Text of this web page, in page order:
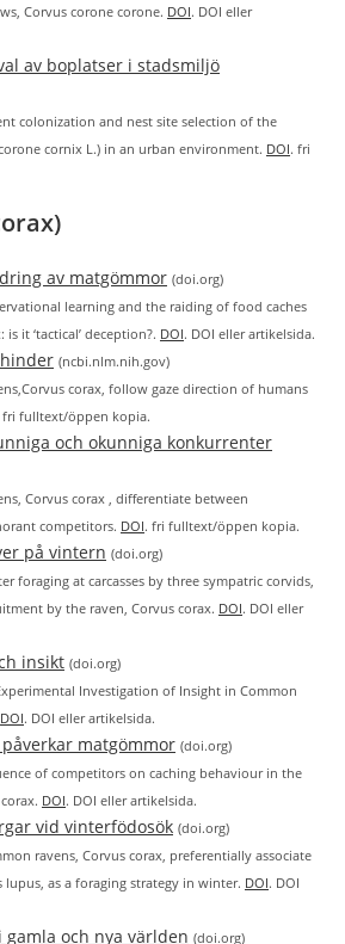
Corvus corone corone. DOI. DOI eller
av boplatser i stadsmiljö
colonization and nest site selection of the
cornix L.) in an urban environment. DOI. fri
av matgömmor (doi.org)
learning and the raiding of food caches
it ‘tactical’ deception?. DOI. DOI eller artikelsida.
(ncbi.nlm.nih.gov)
corax, follow gaze direction of humans
fri fulltext/öppen kopia.
och okunniga konkurrenter
Corvus corax , differentiate between
competitors. DOI. fri fulltext/öppen kopia.
på vintern (doi.org)
foraging at carcasses by three sympatric corvids,
by the raven, Corvus corax. DOI. DOI eller
insikt (doi.org)
Investigation of Insight in Common
DOI. DOI eller artikelsida.
matgömmor (doi.org)
of competitors on caching behaviour in the
DOI. DOI eller artikelsida.
vid vinterfödosök (doi.org)
ravens, Corvus corax, preferentially associate
lupus, as a foraging strategy in winter. DOI. DOI
och nya världen (doi.org)